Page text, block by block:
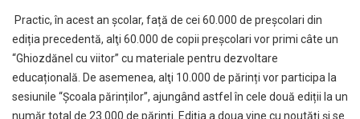
Practic, în acest an școlar, față de cei 60.000 de preșcolari din
ediția precedentă, alţi 60.000 de copii preșcolari vor primi câte un
“Ghiozdănel cu viitor” cu materiale pentru dezvoltare
educațională. De asemenea, alţi 10.000 de părinți vor participa la
sesiunile “Școala părinților”, ajungând astfel în cele două ediții la un
număr total de 23.000 de părinți. Ediția a doua vine cu noutăți și se